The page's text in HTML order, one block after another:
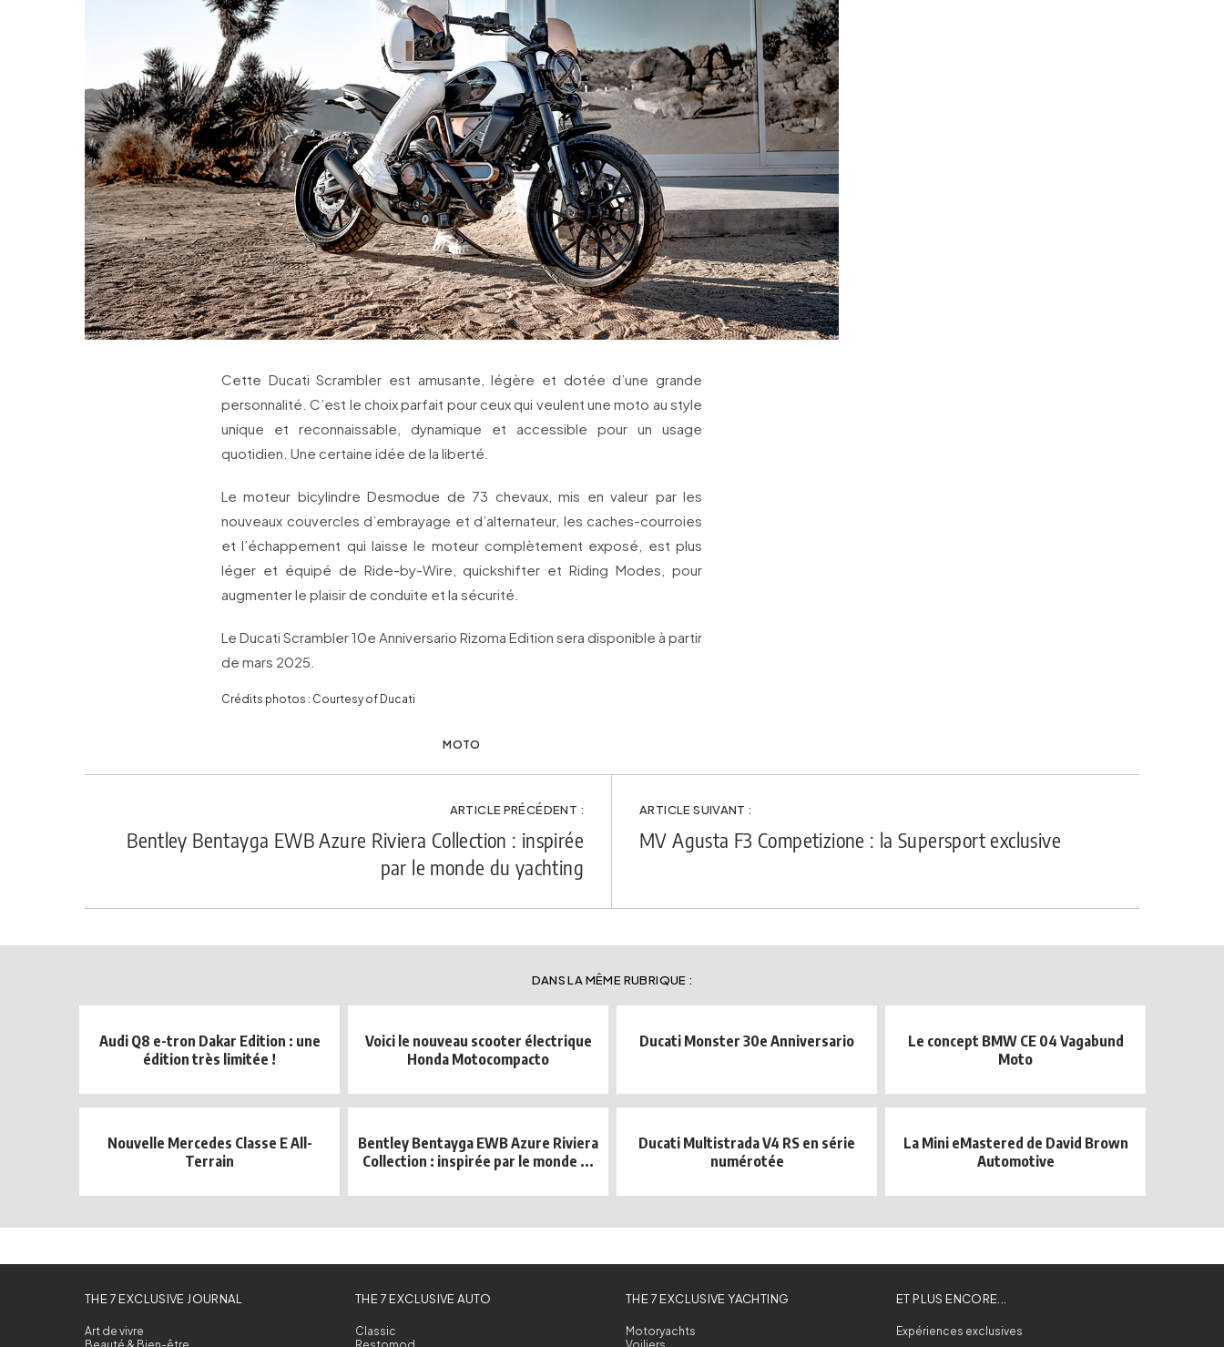
Cette Ducati Scrambler est amusante, légère et dotée d’une grande
personnalité. C’est le choix parfait pour ceux qui veulent une moto au style
unique et reconnaissable, dynamique et accessible pour un usage
quotidien. Une certaine idée de la liberté.
Le moteur bicylindre Desmodue de 73 chevaux, mis en valeur par les
nouveaux couvercles d’embrayage et d’alternateur, les caches-courroies
et l’échappement qui laisse le moteur complètement exposé, est plus
léger et équipé de Ride-by-Wire, quickshifter et Riding Modes, pour
augmenter le plaisir de conduite et la sécurité.
Le Ducati Scrambler 10e Anniversario Rizoma Edition sera disponible à partir
de mars 2025.
Crédits photos : Courtesy of Ducati
MOTO
ARTICLE PRÉCÉDENT :
Bentley Bentayga EWB Azure Riviera Collection : inspirée
par le monde du yachting
ARTICLE SUIVANT :
MV Agusta F3 Competizione : la Supersport exclusive
DANS LA MÊME RUBRIQUE :
Audi Q8 e-tron Dakar Edition : une
édition très limitée !
Voici le nouveau scooter électrique
Honda Motocompacto
Ducati Monster 30e Anniversario
Le concept BMW CE 04 Vagabund
Moto
Nouvelle Mercedes Classe E All-
Terrain
Bentley Bentayga EWB Azure Riviera
Collection : inspirée par le monde ...
Ducati Multistrada V4 RS en série
numérotée
La Mini eMastered de David Brown
Automotive
THE 7 EXCLUSIVE JOURNAL
Art de vivre
THE 7 EXCLUSIVE AUTO
Classic
THE 7 EXCLUSIVE YACHTING
Motoryachts
ET PLUS ENCORE...
Expériences exclusives